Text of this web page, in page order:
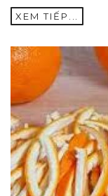
XEM TIẾP...